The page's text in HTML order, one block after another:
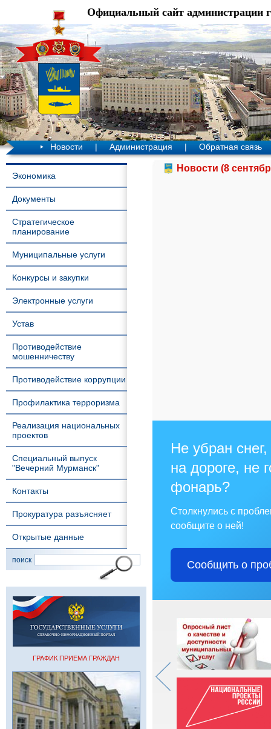
Официальный сайт администрации
Новости | Администрация | Обратная связь
Экономика
Документы
Стратегическое
планирование
Муниципальные услуги
Конкурсы и закупки
Электронные услуги
Устав
Противодействие
мошенничеству
Противодействие коррупции
Профилактика терроризма
Реализация национальных
проектов
Специальный выпуск
"Вечерний Мурманск"
Контакты
Прокуратура разъясняет
Открытые данные
поиск
ГРАФИК ПРИЕМА ГРАЖДАН
Новости (8
Не убран
на дороге, не
фонарь?
Столкнулись с
сообщите о ней!
Сообщить о